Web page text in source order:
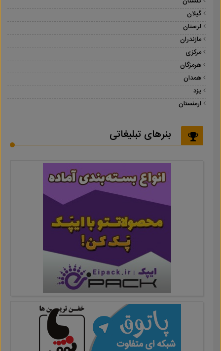
گیلان
لرستان
مازندران
مرکزی
هرمزگان
همدان
یزد
ارمنستان
بنرهای تبلیغاتی